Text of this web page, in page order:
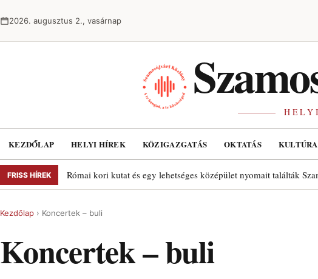
2026. augusztus 2., vasárnap
KEZDŐLAP HELYI HÍREK KÖZIGAZGATÁS OKTATÁS KULTÚRA
FRISS HÍREK Római kori kutat és egy lehetséges középület nyomait találták
Kezdőlap › Koncertek – buli
Koncertek – buli